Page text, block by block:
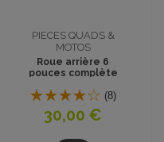
PIECES QUADS &
MOTOS
Roue arrière 6
pouces complète
électrique TOX(8)
30,00 €